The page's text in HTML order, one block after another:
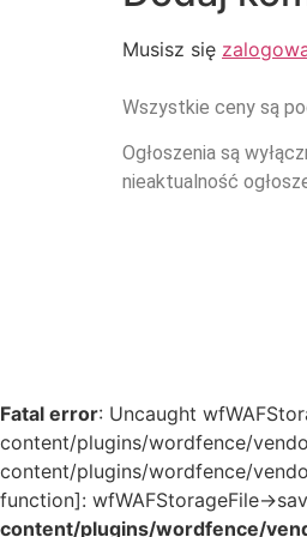
Musisz się
Wszystkie ceny są
Ogłoszenia są
nieaktualność
Fatal error: Uncaught
content/plugins/wordfence/
content/plugins/wordfence/
function]: wfWAFStorageFile-
content/plugins/wordfence/